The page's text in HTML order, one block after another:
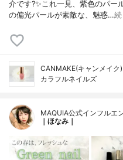
介です?✨これ一見、紫色のパー
の偏光パールが素敵な、魅惑…
CANMAKE(キャンメイク)
カラフルネイルズ
MAQUIA公式インフルエ
｜ほなみ｜